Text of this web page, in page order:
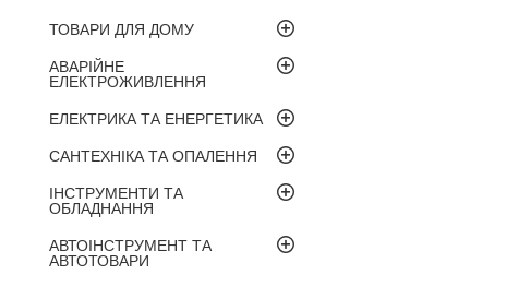
ТОВАРИ ДЛЯ ДОМУ
АВАРІЙНЕ
ЕЛЕКТРОЖИВЛЕННЯ
ЕЛЕКТРИКА ТА ЕНЕРГЕТИКА
САНТЕХНІКА ТА ОПАЛЕННЯ
ІНСТРУМЕНТИ ТА
ОБЛАДНАННЯ
АВТОІНСТРУМЕНТ ТА
АВТОТОВАРИ